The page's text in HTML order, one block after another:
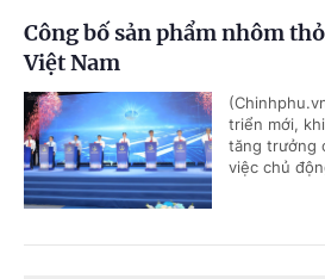
Công bố sản phẩm nhôm
Việt Nam
triển mới,
tăng trưởng
việc chủ